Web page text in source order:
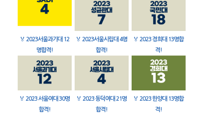
🏅 2023서울과기대 12
명합격!
🏅 2023서울시립대 4명
합격!
🏅 2023 경희대 13명합
격!
🏅 2023 서울여대 30명
합격!
🏅 2023 동덕여대 21명
합격!
🏅 2023 한양대 13명합
격!